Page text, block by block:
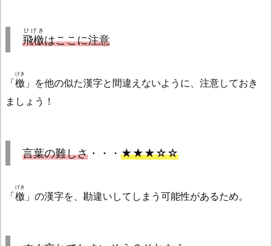
飛檄
ひげき
はここに注意
「檄
げき
」を他の似た漢字と間違えないように、注意しておき
ましょう！
言葉の難しさ ・・・ ★★★☆☆
「檄
げき
」の漢字を、勘違いしてしまう可能性があるため。